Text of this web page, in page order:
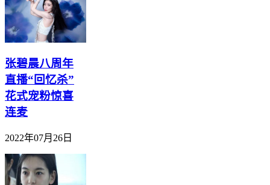
张碧晨八周年
直播“回忆杀”
花式宠粉惊喜
连麦
2022年07月26日